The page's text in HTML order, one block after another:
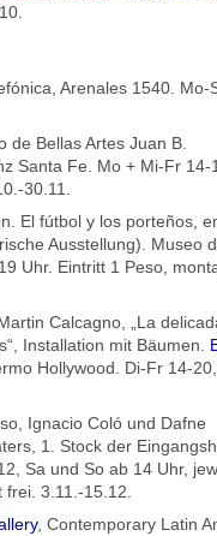
Arenales 1540. Mo-
de Bellas Artes Juan B.
Santa Fe. Mo + Mi-Fr 14-
30.11.
El fútbol y los porteños,
Ausstellung). Museo
Uhr. Eintritt 1 Peso,
Calcagno, „La
Installation mit Bäumen.
Hollywood. Di-Fr 14-
Ignacio Coló und Dafne
1. Stock der
Sa und So ab 14 Uhr,
3.11.-15.12.
, Contemporary Latin